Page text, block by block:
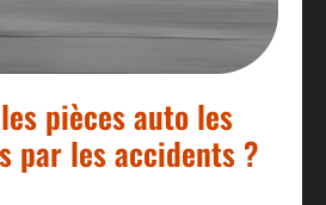
pièces auto les
par les accidents ?